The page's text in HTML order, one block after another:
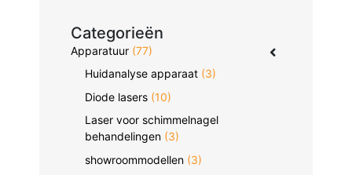
Categorieën
Apparatuur (77)
Huidanalyse apparaat (3)
Diode lasers (10)
Laser voor schimmelnagel
behandelingen (3)
showroommodellen (3)